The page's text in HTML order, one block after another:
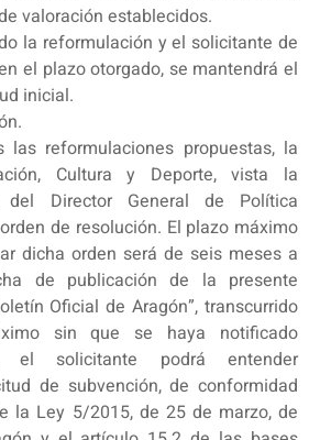
valoración establecidos.
la reformulación y el solicitante de
el plazo otorgado, se mantendrá el
inicial.
las reformulaciones propuestas, la
Cultura y Deporte, vista la
del Director General de Política
de resolución. El plazo máximo
dicha orden será de seis meses a
de publicación de la presente
Oficial de Aragón”, transcurrido
sin que se haya notificado
el solicitante podrá entender
de subvención, de conformidad
la Ley 5/2015, de 25 de marzo, de